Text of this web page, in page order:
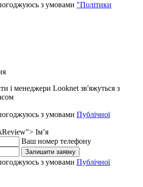
з умовами "Політики
і менеджери Looknet зв'яжуться з
з умовами Публічної
Ім’я
Ваш номер телефону
Залишити заявку
з умовами Публічної